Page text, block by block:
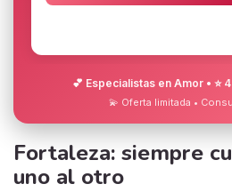
💕 Especialistas en Amor • ⭐
💫 Oferta limitada •
Fortaleza: siempre
uno al otro